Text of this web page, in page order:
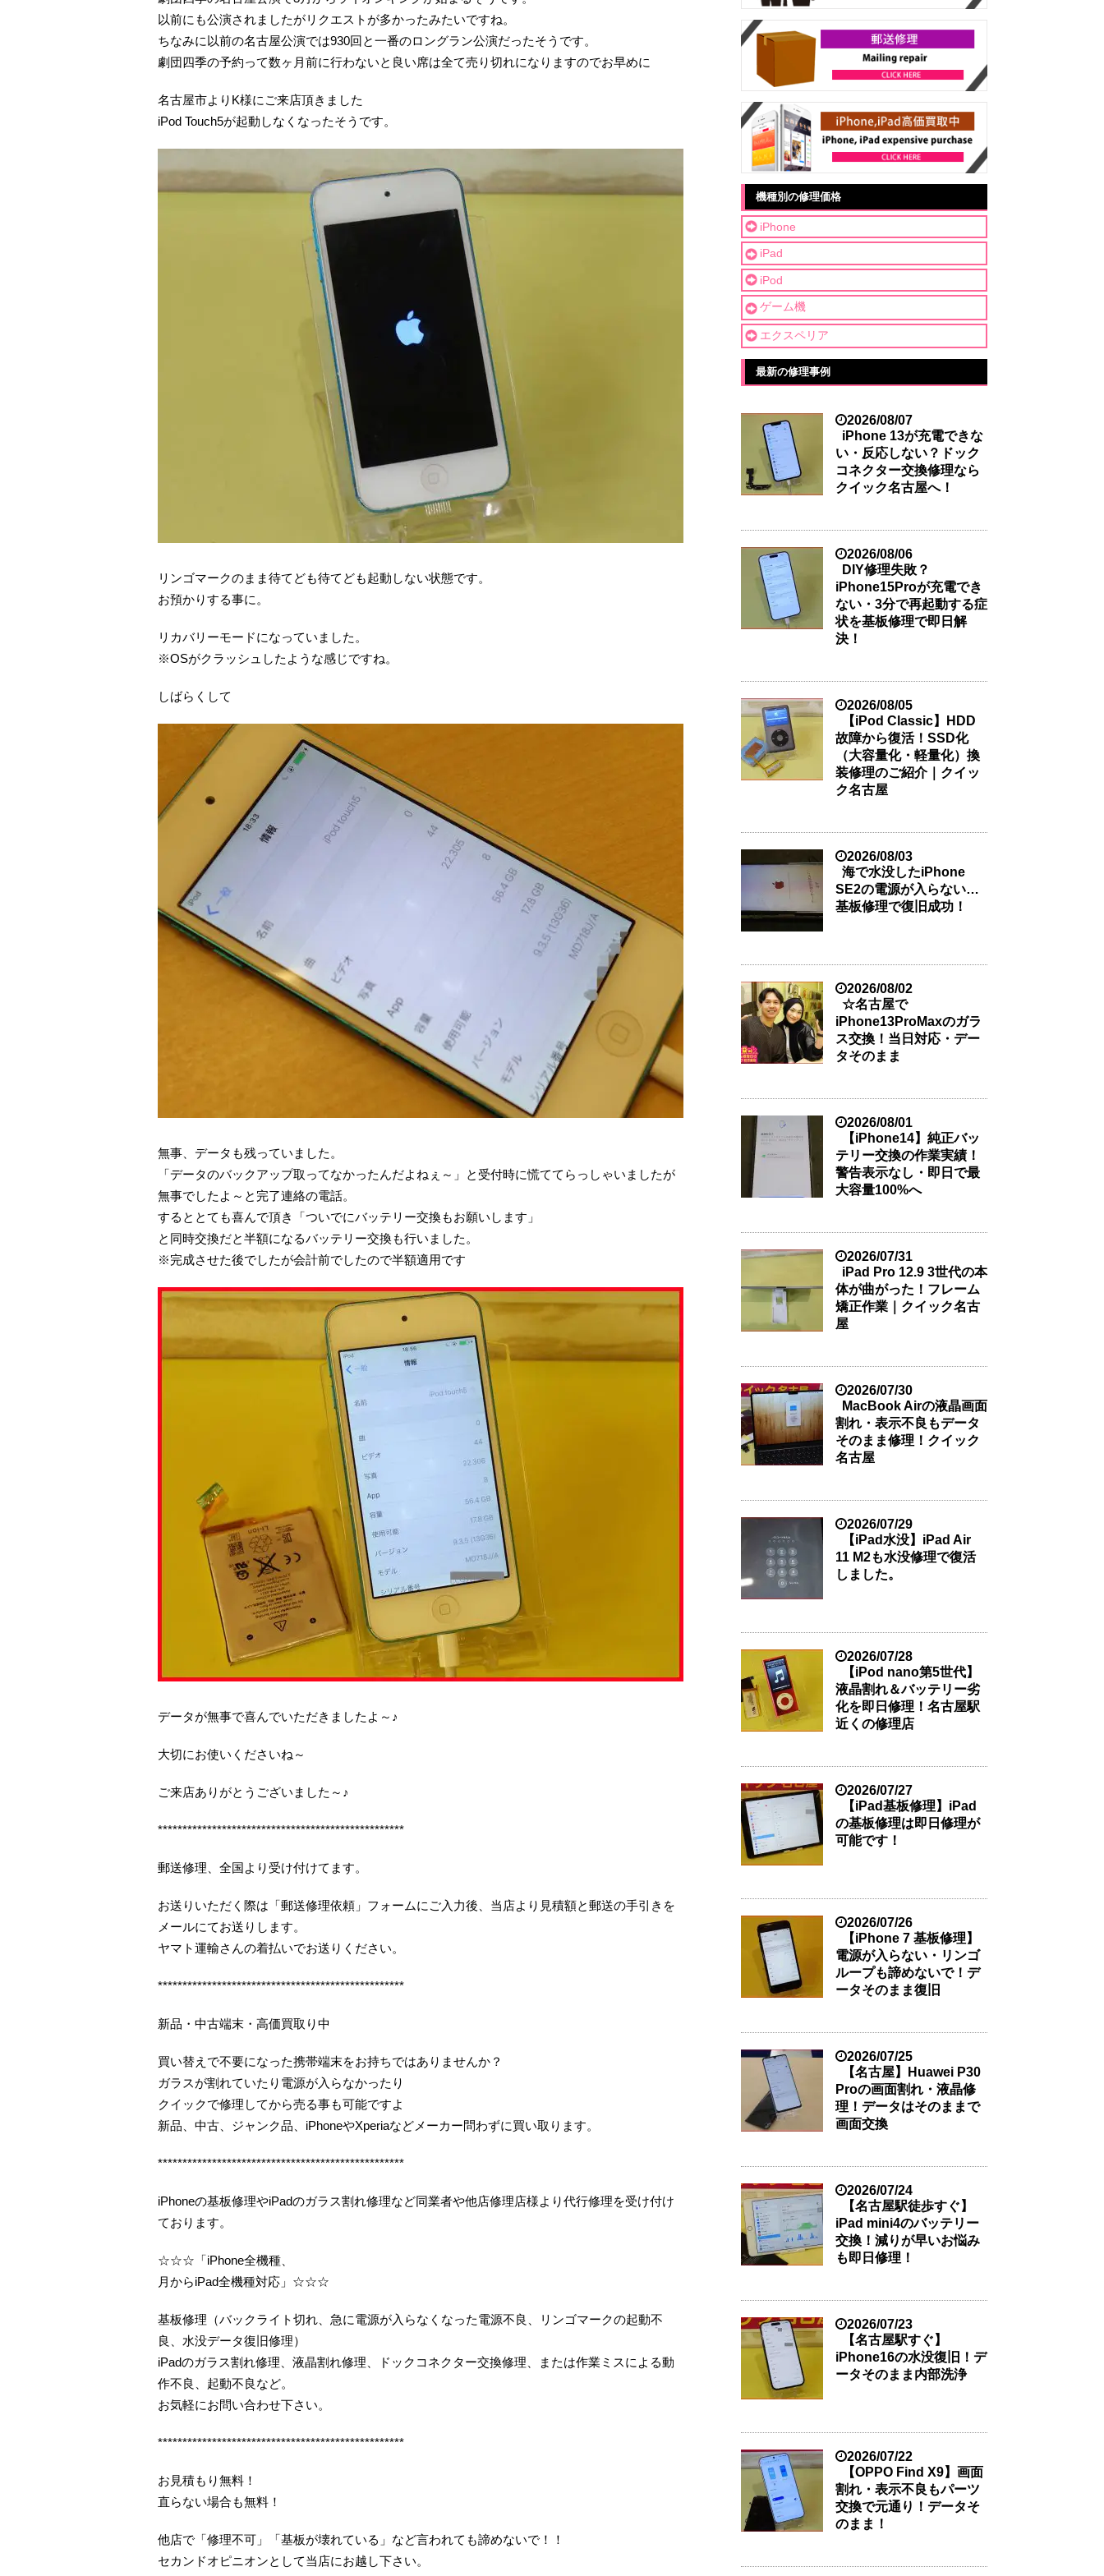
以前にも公演されましたがリクエストが多かったみたいですね。
ちなみに以前の名古屋公演では930回と一番のロングラン公演だったそうです。
劇団四季の予約って数ヶ月前に行わないと良い席は全て売り切れになりますのでお早めに
名古屋市よりK様にご来店頂きました
iPod Touch5が起動しなくなったそうです。
リンゴマークのまま待てども待てども起動しない状態です。
お預かりする事に。
リカバリーモードになっていました。
※OSがクラッシュしたような感じですね。
しばらくして
無事、データも残っていました。
「データのバックアップ取ってなかったんだよねぇ～」と受付時に慌ててらっしゃいましたが
無事でしたよ～と完了連絡の電話。
するととても喜んで頂き「ついでにバッテリー交換もお願いします」
と同時交換だと半額になるバッテリー交換も行いました。
※完成させた後でしたが会計前でしたので半額適用です
データが無事で喜んでいただきましたよ～♪
大切にお使いくださいね～
ご来店ありがとうございました～♪
**************************************************
郵送修理、全国より受け付けてます。
お送りいただく際は「郵送修理依頼」フォームにご入力後、当店より見積額と郵送の手引きを
メールにてお送りします。
ヤマト運輸さんの着払いでお送りください。
**************************************************
新品・中古端末・高価買取り中
買い替えで不要になった携帯端末をお持ちではありませんか？
ガラスが割れていたり電源が入らなかったり
クイックで修理してから売る事も可能ですよ
新品、中古、ジャンク品、iPhoneやXperiaなどメーカー問わずに買い取ります。
**************************************************
iPhoneの基板修理やiPadのガラス割れ修理など同業者や他店修理店様より代行修理を受け付け
ております。
☆☆☆「iPhone全機種、
月からiPad全機種対応」☆☆☆
基板修理（バックライト切れ、急に電源が入らなくなった電源不良、リンゴマークの起動不
良、水没データ復旧修理）
iPadのガラス割れ修理、液晶割れ修理、ドックコネクター交換修理、または作業ミスによる動
作不良、起動不良など。
お気軽にお問い合わせ下さい。
**************************************************
お見積もり無料！
直らない場合も無料！
他店で「修理不可」「基板が壊れている」など言われても諦めないで！！
セカンドオピニオンとして当店にお越し下さい。
機種別の修理価格
iPhone
iPad
iPod
ゲーム機
エクスペリア
最新の修理事例
2026/08/07
iPhone 13が充電できな
い・反応しない？ドック
コネクター交換修理なら
クイック名古屋へ！
2026/08/06
DIY修理失敗？
iPhone15Proが充電でき
ない・3分で再起動する症
状を基板修理で即日解
決！
2026/08/05
【iPod Classic】HDD
故障から復活！SSD化
（大容量化・軽量化）換
装修理のご紹介｜クイッ
ク名古屋
2026/08/03
海で水没したiPhone
SE2の電源が入らない…
基板修理で復旧成功！
2026/08/02
☆名古屋で
iPhone13ProMaxのガラ
ス交換！当日対応・デー
タそのまま
2026/08/01
【iPhone14】純正バッ
テリー交換の作業実績！
警告表示なし・即日で最
大容量100%へ
2026/07/31
iPad Pro 12.9 3世代の本
体が曲がった！フレーム
矯正作業｜クイック名古
屋
2026/07/30
MacBook Airの液晶画面
割れ・表示不良もデータ
そのまま修理！クイック
名古屋
2026/07/29
【iPad水没】iPad Air
11 M2も水没修理で復活
しました。
2026/07/28
【iPod nano第5世代】
液晶割れ＆バッテリー劣
化を即日修理！名古屋駅
近くの修理店
2026/07/27
【iPad基板修理】iPad
の基板修理は即日修理が
可能です！
2026/07/26
【iPhone 7 基板修理】
電源が入らない・リンゴ
ループも諦めないで！デ
ータそのまま復旧
2026/07/25
【名古屋】Huawei P30
Proの画面割れ・液晶修
理！データはそのままで
画面交換
2026/07/24
【名古屋駅徒歩すぐ】
iPad mini4のバッテリー
交換！減りが早いお悩み
も即日修理！
2026/07/23
【名古屋駅すぐ】
iPhone16の水没復旧！デ
ータそのまま内部洗浄
2026/07/22
【OPPO Find X9】画面
割れ・表示不良もパーツ
交換で元通り！データそ
のまま！